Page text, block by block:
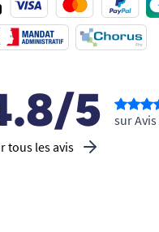
5
tous les avis
sur